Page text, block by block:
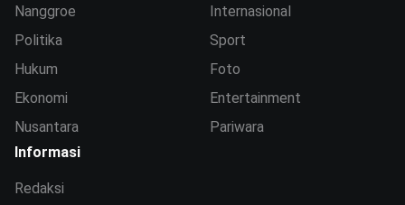
Nanggroe
Politika
Hukum
Ekonomi
Nusantara
Internasional
Sport
Foto
Entertainment
Pariwara
Informasi
Redaksi